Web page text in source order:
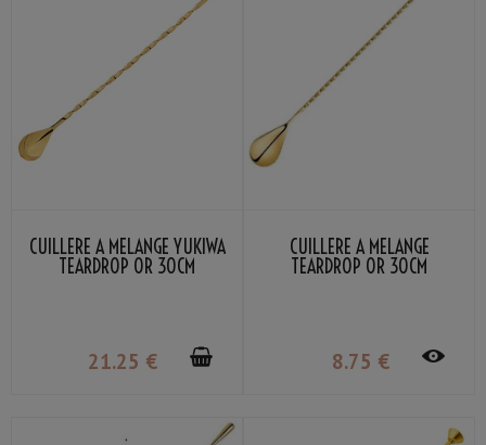
CUILLÈRE À MÉLANGE YUKIWA
TEARDROP OR 30CM
21.25 €
CUILLÈRE À MÉLANGE
TEARDROP OR 30CM
8.75 €